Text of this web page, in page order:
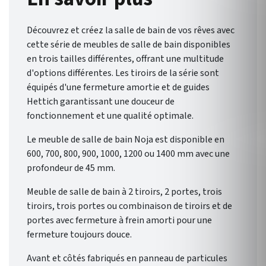
une salle de bain qui vous
ressemble.
Découvrez et créez la salle de bain de vos rêves avec
cette série de meubles de salle de bain disponibles
en trois tailles différentes, offrant une multitude
d'options différentes. Les tiroirs de la série sont
équipés d'une fermeture amortie et de guides
Hettich garantissant une douceur de
fonctionnement et une qualité optimale.
Le meuble de salle de bain Noja est disponible en
600, 700, 800, 900, 1000, 1200 ou 1400 mm avec une
profondeur de 45 mm.
Meuble de salle de bain à 2 tiroirs, 2 portes, trois
tiroirs, trois portes ou combinaison de tiroirs et de
portes avec fermeture à frein amorti pour une
fermeture toujours douce.
Avant et côtés fabriqués en panneau de particules